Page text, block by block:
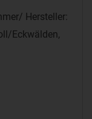
Hersteller:
Eckwälden,